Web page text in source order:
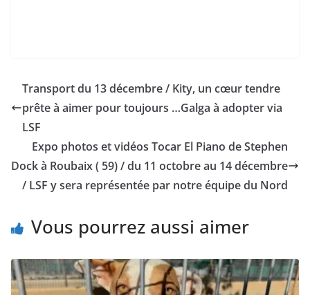
Transport du 13 décembre / Kity, un cœur tendre
prête à aimer pour toujours …Galga à adopter via
LSF
Expo photos et vidéos Tocar El Piano de Stephen
Dock à Roubaix ( 59) / du 11 octobre au 14 décembre
/ LSF y sera représentée par notre équipe du Nord
Vous pourrez aussi aimer